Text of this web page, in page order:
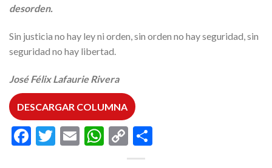
desorden.
Sin justicia no hay ley ni orden, sin orden no hay seguridad, sin
seguridad no hay libertad.
José Félix Lafaurie Rivera
DESCARGAR COLUMNA
Facebook
Twitter
EmailWhatsApp
Copy
Link